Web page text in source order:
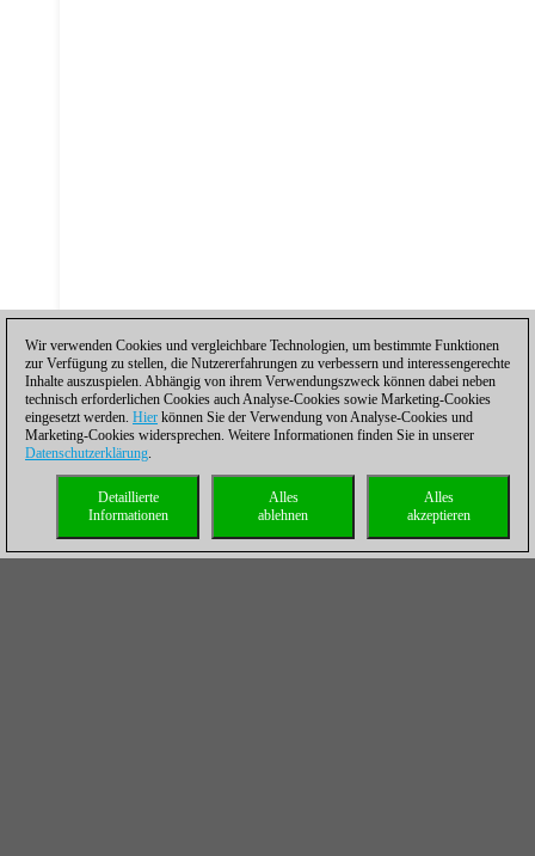
Wir verwenden Cookies und vergleichbare Technologien, um bestimmte Funktionen
zur Verfügung zu stellen, die Nutzererfahrungen zu verbessern und interessengerechte
Inhalte auszuspielen. Abhängig von ihrem Verwendungszweck können dabei neben
technisch erforderlichen Cookies auch Analyse-Cookies sowie Marketing-Cookies
eingesetzt werden. Hier können Sie der Verwendung von Analyse-Cookies und
Marketing-Cookies widersprechen. Weitere Informationen finden Sie in unserer
Datenschutzerklärung.
Alles
akzeptieren
Alles
ablehnen
Detaillierte
Informationen